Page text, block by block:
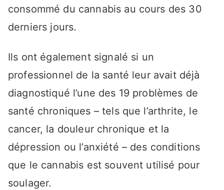
consommé du cannabis au cours des 30
derniers jours.
Ils ont également signalé si un
professionnel de la santé leur avait déjà
diagnostiqué l’une des 19 problèmes de
santé chroniques – tels que l’arthrite, le
cancer, la douleur chronique et la
dépression ou l’anxiété – des conditions
que le cannabis est souvent utilisé pour
soulager.